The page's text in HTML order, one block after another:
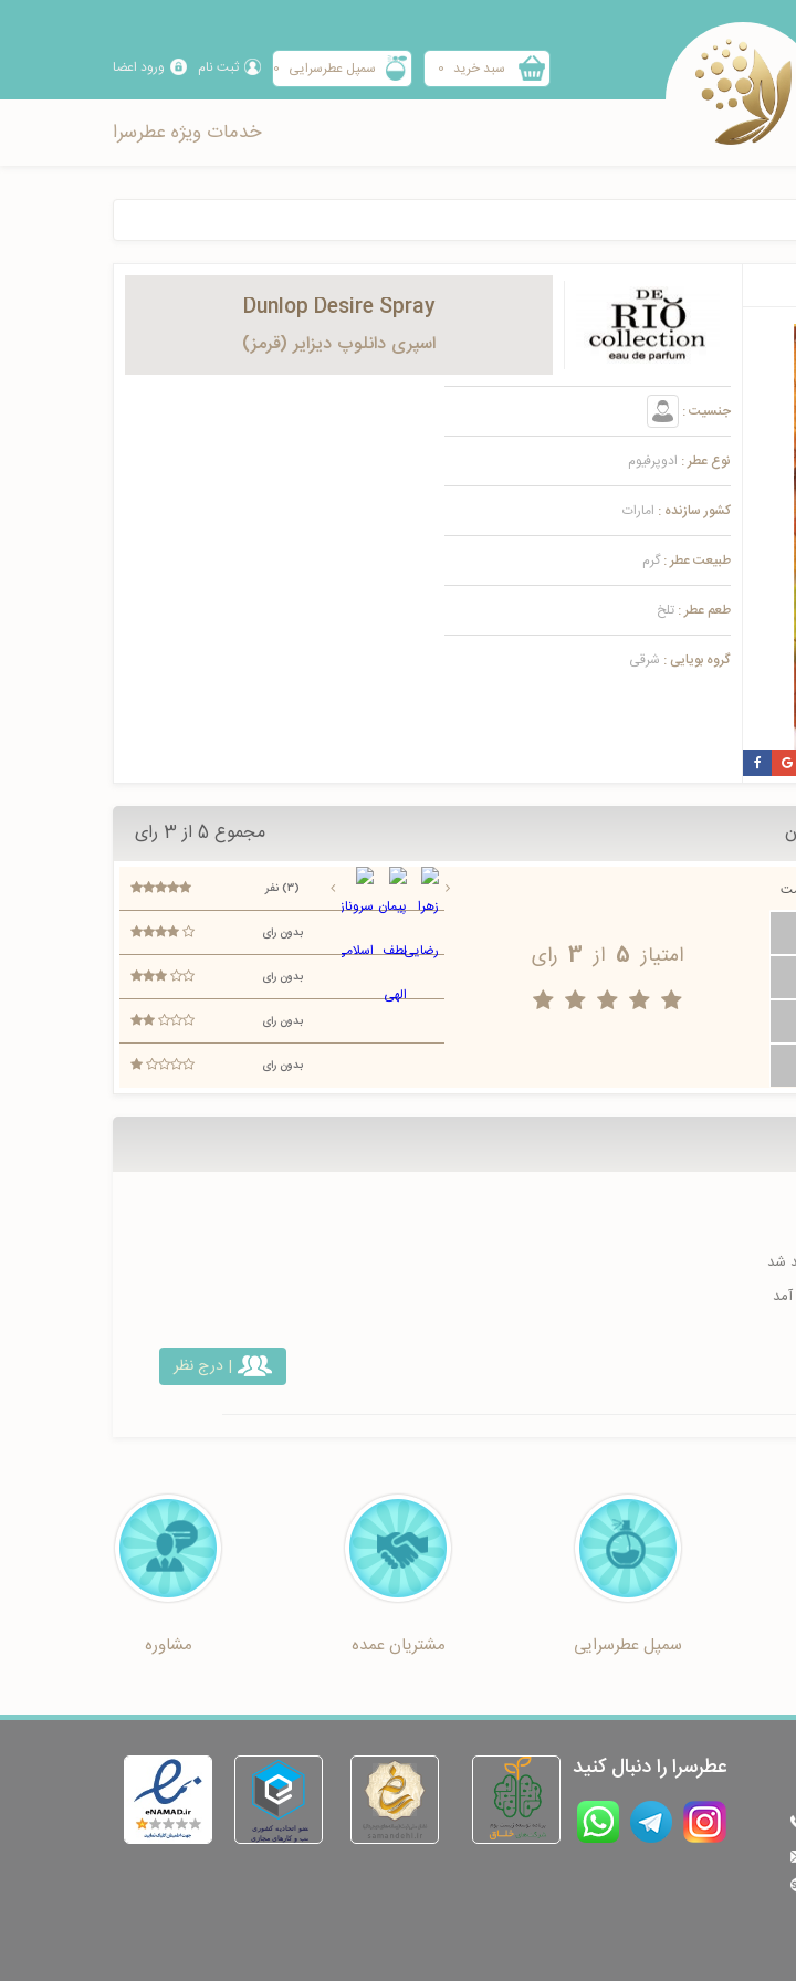
ورود اعضا ثبت نام سمپل عطرسرایی 0 سبد خرید 0
خدمات ویژه عطرسرا
Dunlop Desire Spray
اسپری دانلوپ دیزایر (قرمز)
جنسیت :
نوع عطر : ادوپرفیوم
کشور سازنده : امارات
طبیعت عطر : گرم
طعم عطر : تلخ
گروه بویایی : شرقی
مجموع 5 از 3 رای
امتیاز 5 از 3 رای
(3) نفر
بدون رای
بدون رای
بدون رای
بدون رای
شد
| درج نظر
سمپل عطرسرایی مشتریان عمده مشاوره
عطرسرا را دنبال کنید